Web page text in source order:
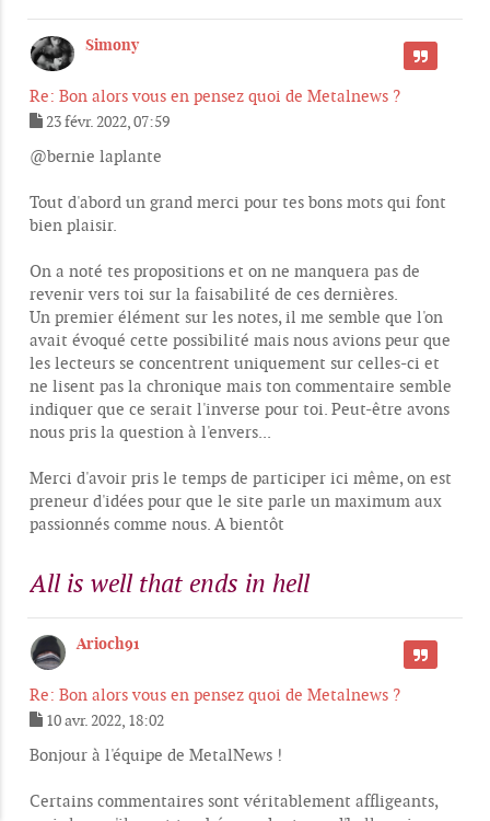
Simony
Re: Bon alors vous en pensez quoi de Metalnews ?
CITER
e
s
a
g
23 févr. 2022, 07:59
@bernie laplante
Tout d'abord un grand merci pour tes bons mots qui font
bien plaisir.
On a noté tes propositions et on ne manquera pas de
revenir vers toi sur la faisabilité de ces dernières.
Un premier élément sur les notes, il me semble que l'on
avait évoqué cette possibilité mais nous avions peur que
les lecteurs se concentrent uniquement sur celles-ci et
ne lisent pas la chronique mais ton commentaire semble
indiquer que ce serait l'inverse pour toi. Peut-être avons
nous pris la question à l'envers...
Merci d'avoir pris le temps de participer ici même, on est
preneur d'idées pour que le site parle un maximum aux
passionnés comme nous. A bientôt
All is well that ends in hell
Arioch91
Re: Bon alors vous en pensez quoi de Metalnews ?
CITER
e
a
10 avr. 2022, 18:02
Bonjour à l'équipe de MetalNews !
Certains commentaires sont véritablement affligeants,